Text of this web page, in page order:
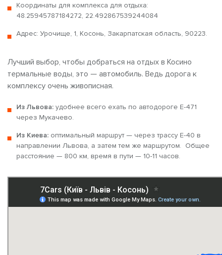
Координаты для комплекса для отдыха:
48.25945787184272, 22.492867539244084
Адрес: Урочище, 1, Косонь, Закарпатская область, 90223.
Лучший выбор, чтобы добраться на отдых в Косино
термальные воды, это — автомобиль. Ведь дорога к
комплексу очень живописная.
Из Львова: удобнее всего ехать по автодороге Е-471
через Мукачево.
Из Киева: оптимальный маршрут — через трассу Е-40 в
направлении Львова, а затем тем же маршрутом. Общее
расстояние — 800 км, время в пути — 10-11 часов.